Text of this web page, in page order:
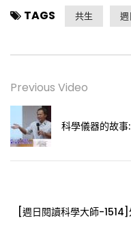
TAGS 共生
Previous Video
科學儀器的故
[週日閱讀科學大師-